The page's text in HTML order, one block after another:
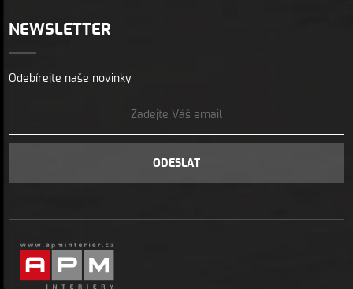
NEWSLETTER
Odebírejte naše novinky
ODESLAT